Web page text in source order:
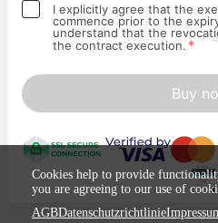
I explicitly agree that the
commence prior to the
understand that the
the contract execution. *
Buy
Cookies help to provide
you are agreeing to our use of
AGBDatenschutzrichtlinie